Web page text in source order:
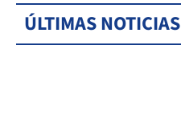
ÚLTIMAS NOTICIAS